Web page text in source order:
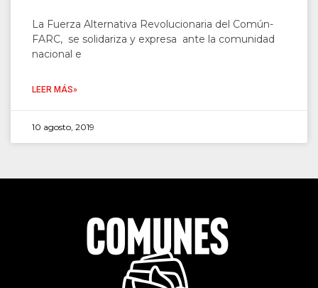
La Fuerza Alternativa Revolucionaria del Común-
FARC, se solidariza y expresa ante la comunidad
nacional e
LEER MÁS»
10 agosto, 2019